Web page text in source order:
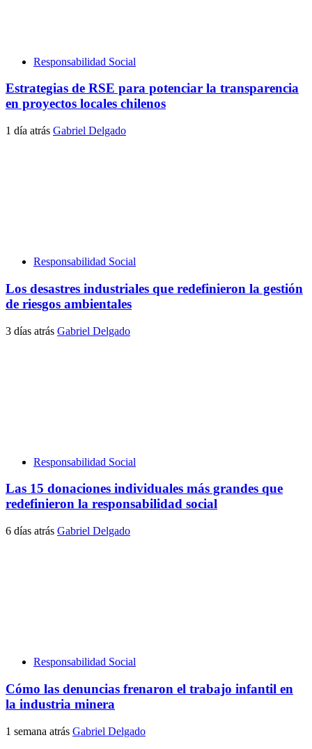
Responsabilidad Social
Estrategias de RSE para potenciar la transparencia
en proyectos locales chilenos
1 día atrás Gabriel Delgado
Responsabilidad Social
Los desastres industriales que redefinieron la gestión
de riesgos ambientales
3 días atrás Gabriel Delgado
Responsabilidad Social
Las 15 donaciones individuales más grandes que
redefinieron la responsabilidad social
6 días atrás Gabriel Delgado
Responsabilidad Social
Cómo las denuncias frenaron el trabajo infantil en
la industria minera
1 semana atrás Gabriel Delgado